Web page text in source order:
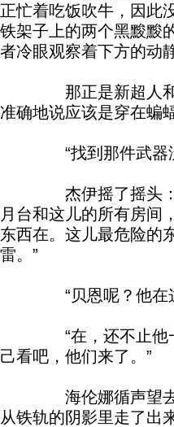
正忙着吃饭吹牛，因此
铁架子上的两个黑黢黢
者冷眼观察着下方的动静
那正是新超人和女
准确地说应该是穿在蝙
“找到那件武器没？
杰伊摇了摇头：“
月台和这儿的所有房间
东西在。这儿最危险的
雷。”
“贝恩呢？他在这
“在，还不止他一
己看吧，他们来了。”
海伦娜循声望去，
从铁轨的阴影里走了出